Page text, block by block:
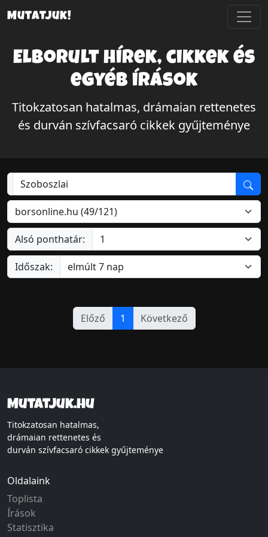
Mutatjuk!
Elborult hírek, cikkek és
egyéb írások
Titokzatosan hatalmas, drámaian rettenetes
és durván szívfacsaró cikkek gyűjteménye
Alsó ponthatár:
Időszak:
Előző 1 Következő
Mutatjuk.hu
Titokzatosan hatalmas,
drámaian rettenetes és
durván szívfacsaró cikkek gyűjteménye
Oldalaink
Toplista
Írások
Statisztika